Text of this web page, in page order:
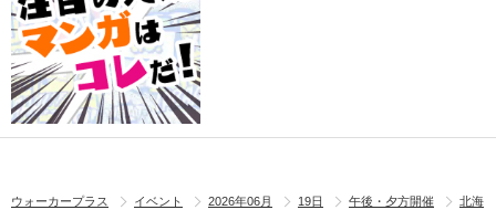
ウォーカープラス イベント 2026年06月 19日 午後・夕方開催
北海